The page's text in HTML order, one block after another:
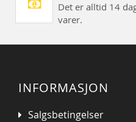
Det er alltid 14
varer.
INFORMASJON
Salgsbetingelser